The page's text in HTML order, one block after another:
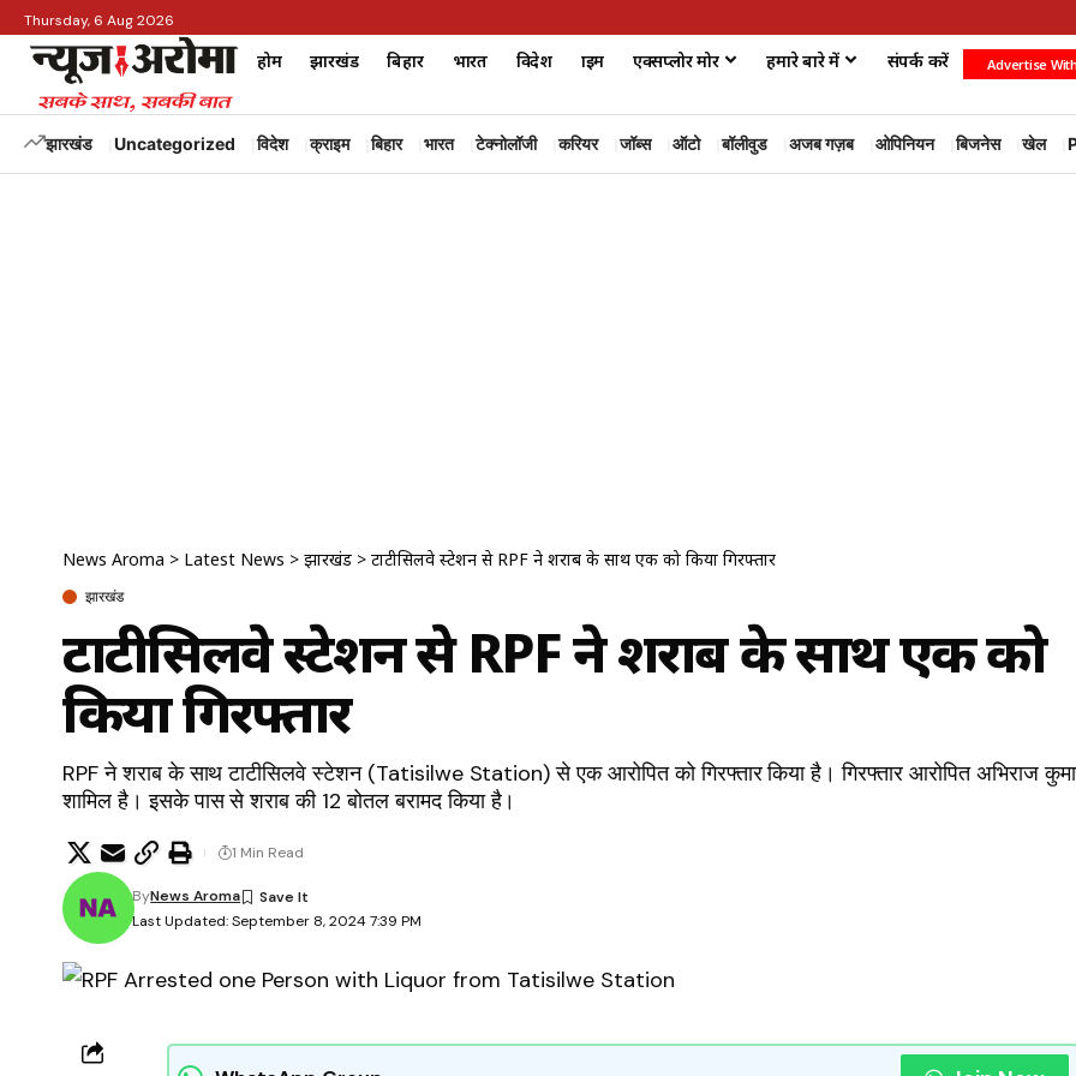
Thursday, 6 Aug 2026
होम झारखंड बिहार भारत विदेश क्राइम एक्सप्लोर मोर हमारे बारे में संपर्क करें Advertise
झारखंड Uncategorized विदेश क्राइम बिहार भारत टेक्नोलॉजी करियर जॉब्स ऑटो बॉलीवुड अजब गज़ब ओपिनियन बिजनेस खेल
News Aroma > Latest News > झारखंड > टाटीसिलवे स्टेशन से RPF ने शराब के साथ एक को किया गिरफ्तार
झारखंड
टाटीसिलवे स्टेशन से RPF ने शराब के साथ एक को
किया गिरफ्तार
RPF ने शराब के साथ टाटीसिलवे स्टेशन (Tatisilwe Station) से एक आरोपित को गिरफ्तार किया है। गिरफ्तार आरोपित अभिराज
शामिल है। इसके पास से शराब की 12 बोतल बरामद किया है।
Last Updated: September 8, 2024 7:39 PM
ByNews Aroma
1 Min Read